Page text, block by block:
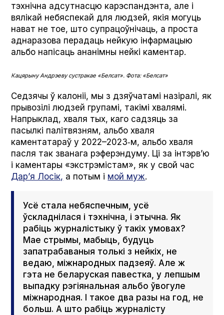
тэхнічна адсутнасцю карэспандэнта, але і
вялікай небяспекай для людзей, якія могуць
нават не тое, што супрацоўнічаць, а проста
аднаразова перадаць нейкую інфармацыю
альбо напісаць ананімны нейкі каментар.
Кацярыну Андрэеву сустракае «Белсат». Фота: «Белсат»
Седзячы ў калоніі, мы з дзяўчатамі назіралі, як
прывозілі людзей групамі, такімі хвалямі.
Напрыклад, хваля тых, каго садзяць за
пасылкі палітвязням, альбо хваля
каментатараў у 2022–2023‑м, альбо хваля
пасля так званага рэферэндуму. Ці за інтэрв’ю
і каментары «экстрэмістам», як у свой час
Дар’я Лосік, а потым і мой муж.
Усё стала небяспечным, усё
ўскладнілася і тэхнічна, і этычна. Як
рабіць журналістыку ў такіх умовах?
Мае стрымы, мабыць, будуць
запатрабаваныя толькі з нейкіх, не
ведаю, міжнародных падзеяў. Але ж
гэта не беларуская павестка, у лепшым
выпадку рэгіянальная альбо ўвогуле
міжнародная. І такое два разы на год, не
больш. А што рабіць журналісту